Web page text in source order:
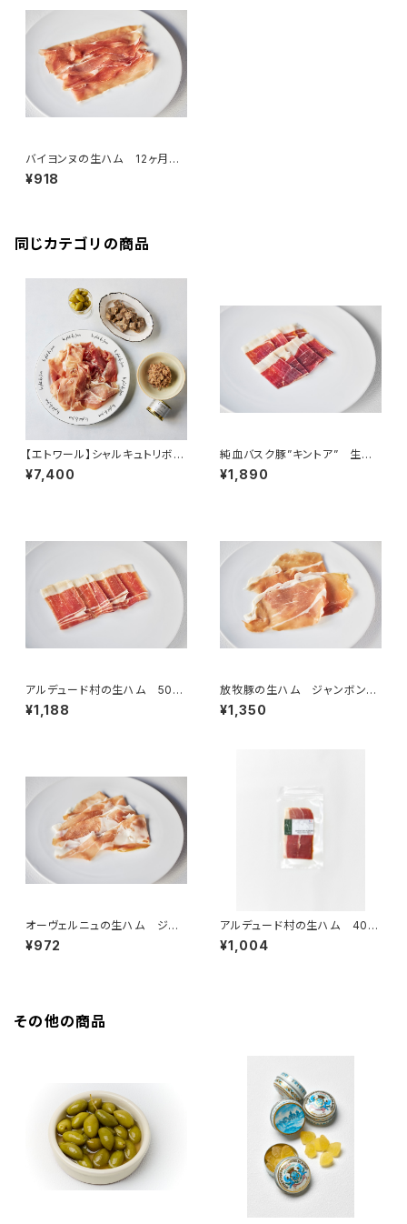
バイヨンヌの生ハム 12ヶ月熟
成 50g ＜ピエール・オテイザ
＞(フランス・バスク)
¥918
同じカテゴリの商品
【エトワール】シャルキュトリボッ
クス
¥7,400
純血バスク豚”キントア” 生ハ
ム 50g ＜ピエール・オテイザ
＞(フランス・バスク)
¥1,890
アルデュード村の生ハム 50g
＜ピエール・オテイザ＞(フラン
ス・バスク)
¥1,188
放牧豚の生ハム ジャンボン・
オーヴェルニュ・ポー・フェルミ
エ 16ヶ月熟成 50g ＜メゾ
¥1,350
オーヴェルニュの生ハム ジャ
ンボン・オーヴェルニュI.G.P. 1
2ヶ月熟成 50g ＜メゾン・ラボ
¥972
アルデュード村の生ハム 40g
＜ピエール・オテイザ＞(フラン
ス・バスク)
¥1,004
その他の商品